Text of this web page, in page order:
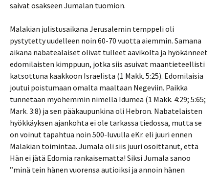
saivat osakseen Jumalan tuomion.
Malakian julistusaikana Jerusalemin temppeli oli
pystytetty uudelleen noin 60-70 vuotta aiemmin. Samana
aikana nabatealaiset olivat tulleet aavikolta ja hyökänneet
edomilaisten kimppuun, jotka siis asuivat maantieteellisti
katsottuna kaakkoon Israelista (1 Makk. 5:25). Edomilaisia
joutui poistumaan omalta maaltaan Negeviin. Paikka
tunnetaan myöhemmin nimellä Idumea (1 Makk. 4:29; 5:65;
Mark. 3:8) ja sen pääkaupunkina oli Hebron. Nabatelaisten
hyökkäyksen ajankohta ei ole tarkassa tiedossa, mutta se
on voinut tapahtua noin 500-luvulla eKr. eli juuri ennen
Malakian toimintaa. Jumala oli siis juuri osoittanut, että
Hän ei jätä Edomia rankaisematta! Siksi Jumala sanoo
”minä tein hänen vuorensa autioiksi ja annoin hänen